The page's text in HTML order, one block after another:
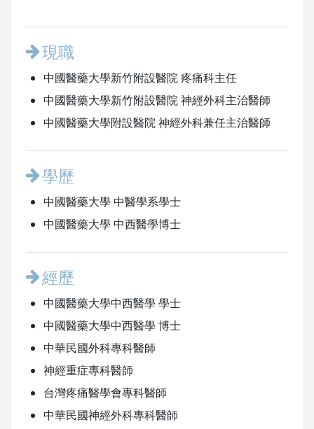
現職
中國醫藥大學新竹附設醫院 疼痛科主任
中國醫藥大學新竹附設醫院 神經外科主治醫師
中國醫藥大學附設醫院 神經外科兼任主治醫師
學歷
中國醫藥大學 中醫學系學士
中國醫藥大學 中西醫學博士
經歷
中國醫藥大學中西醫學 學士
中國醫藥大學中西醫學 博士
中華民國外科專科醫師
神經重症專科醫師
台灣疼痛醫學會專科醫師
中華民國神經外科專科醫師